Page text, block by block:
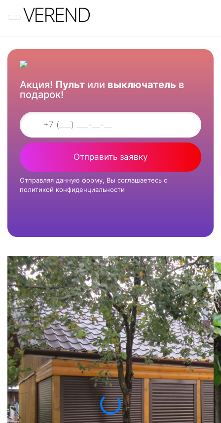
Меню
Акция! Пульт или выключатель в
подарок!
Отправить заявку
Отправляя данную форму, Вы соглашаетесь с
политикой конфиденциальности